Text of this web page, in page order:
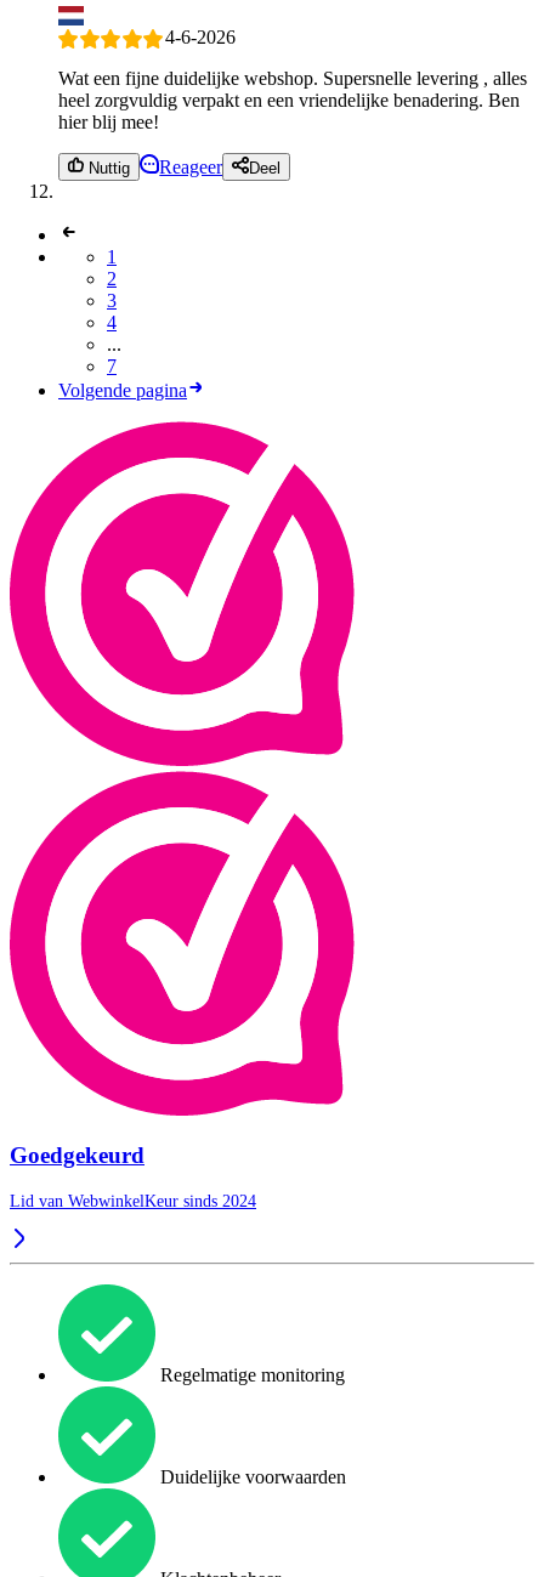
4-6-2026
Wat een fijne duidelijke webshop. Supersnelle levering , alles
heel zorgvuldig verpakt en een vriendelijke benadering. Ben
hier blij mee!
Nuttig Reageer Deel
1
2
3
4
...
7
Volgende pagina
Goedgekeurd
Lid van WebwinkelKeur sinds 2024
Regelmatige monitoring
Duidelijke voorwaarden